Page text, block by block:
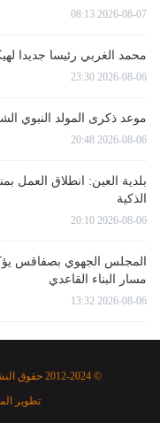
2026-08-07 08:13
محمد الغربي رئيسا جديدا لهيكل
2026-08-06 23:30
موعد ذكرى المولد النبوي
2026-08-06 20:48
بلدية العين: انطلاق العمل
الذكية
2026-08-06 20:10
المجلس الجهوي بصفاقس
مسار البناء القاعدي
2026-08-06 13:32
© 2012-2024 حقوق النشر تاريخ صفاقس، جميع الحقوق محفوظة.
تطوير